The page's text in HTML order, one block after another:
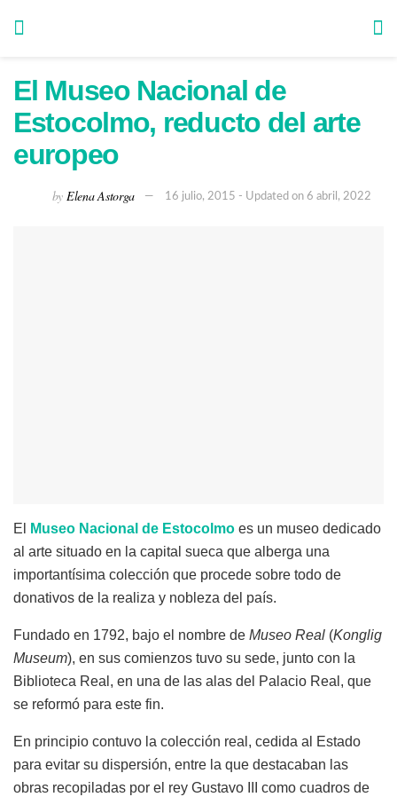
El Museo Nacional de
Estocolmo, reducto del arte
europeo
by Elena Astorga 16 julio, 2015 - Updated on 6 abril, 2022
El Museo Nacional de Estocolmo es un museo dedicado
al arte situado en la capital sueca que alberga una
importantísima colección que procede sobre todo de
donativos de la realiza y nobleza del país.
Fundado en 1792, bajo el nombre de Museo Real (Konglig
Museum), en sus comienzos tuvo su sede, junto con la
Biblioteca Real, en una de las alas del Palacio Real, que
se reformó para este fin.
En principio contuvo la colección real, cedida al Estado
para evitar su dispersión, entre la que destacaban las
obras recopiladas por el rey Gustavo III como cuadros de